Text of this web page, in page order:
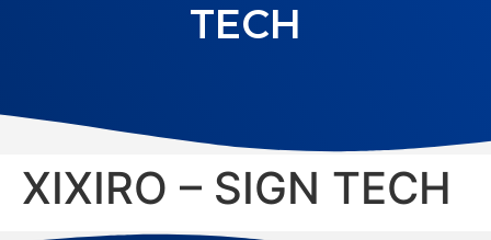
TECH
XIXIRO – SIGN TECH